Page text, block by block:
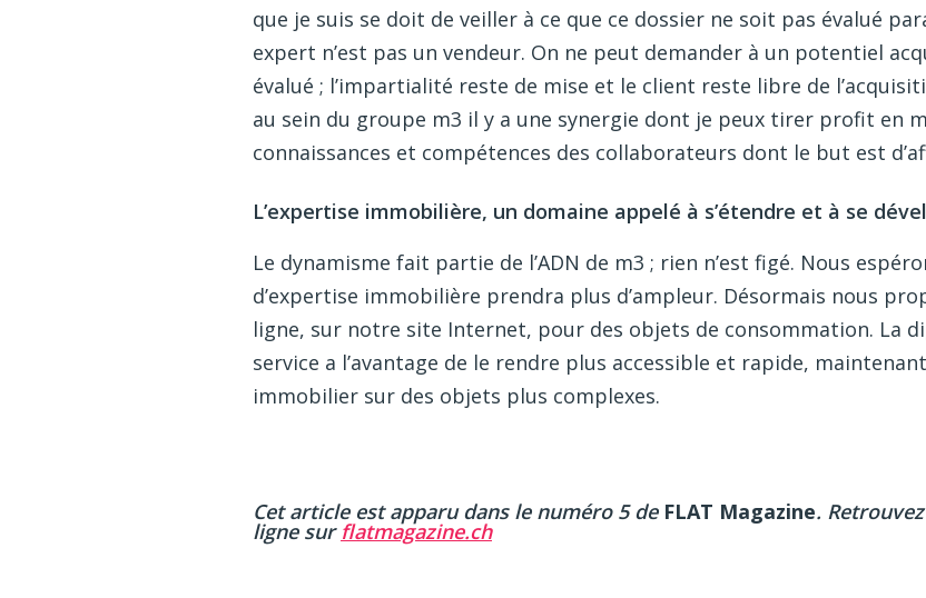
que je suis se doit de veiller à ce que ce dossier ne soit pas évalué
expert n’est pas un vendeur. On ne peut demander à un potentiel
évalué ; l’impartialité reste de mise et le client reste libre de
au sein du groupe m3 il y a une synergie dont je peux tirer profit en
connaissances et compétences des collaborateurs dont le but est
L’expertise immobilière, un domaine appelé à s’étendre et à se
Le dynamisme fait partie de l’ADN de m3 ; rien n’est figé. Nous
d’expertise immobilière prendra plus d’ampleur. Désormais nous
ligne, sur notre site Internet, pour des objets de consommation. La
service a l’avantage de le rendre plus accessible et rapide,
immobilier sur des objets plus complexes.
Cet article est apparu dans le numéro 5 de FLAT Magazine.
ligne sur flatmagazine.ch